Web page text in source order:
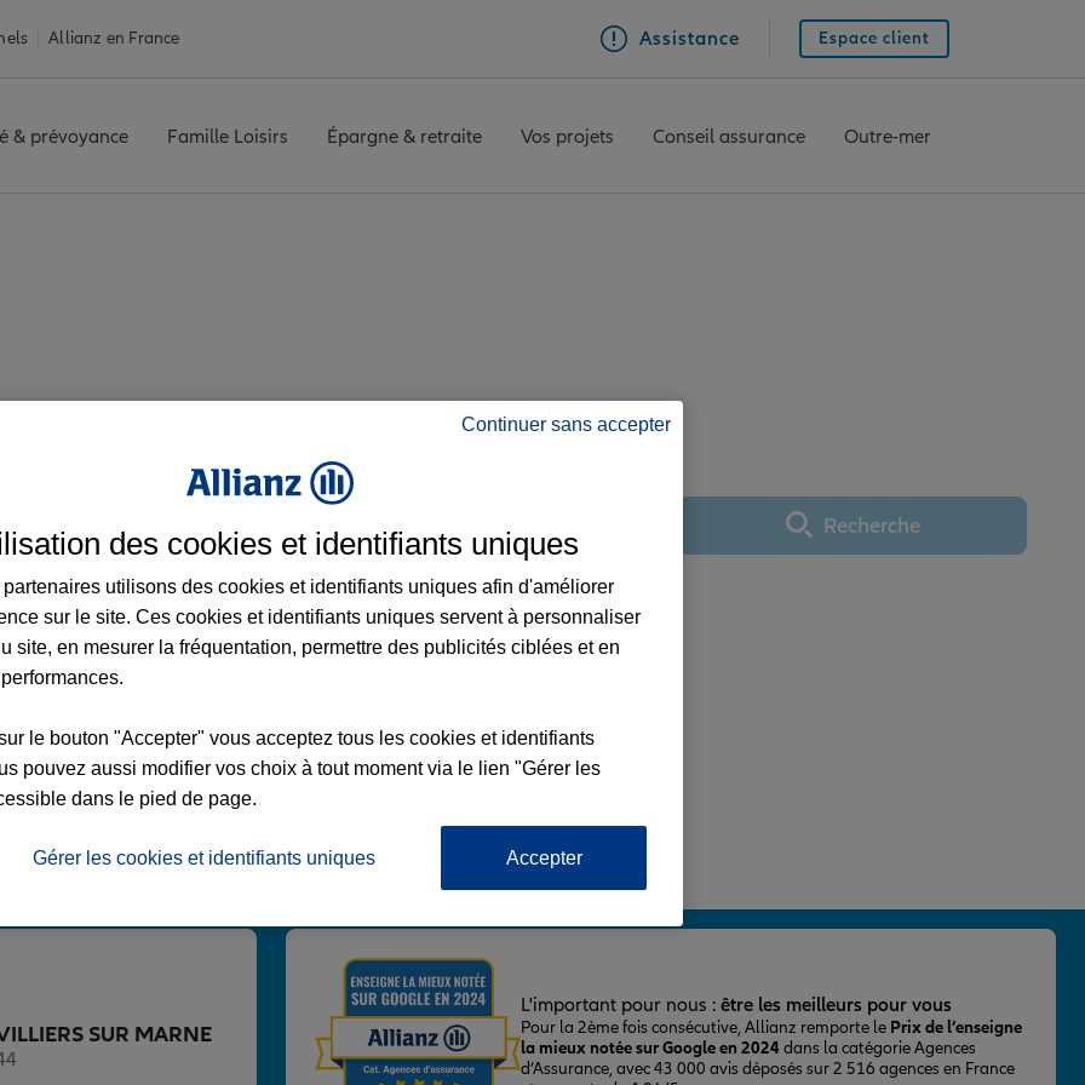
Allianz en France Assistance Espace client
& prévoyance Famille Loisirs Épargne & retraite Vos projets Conseil assurance Outre-mer
Utiliser ma positionRecherche
SUR MARNE
DE GAULLE
MARNE
SUR MARNE
L'important pour nous : être les meilleurs pour vous
Pour la 2ème fois consécutive, Allianz remporte le Prix de l’enseigne
la mieux notée sur Google en 2024dans la catégorie Agences
d’Assurance, avec 43 000 avis déposés sur 2 516 agences en France
Continuer sans accepter
des cookies et identifiants uniques
partenaires utilisons des cookies et identifiants uniques afin d'améliorer
sur le site. Ces cookies et identifiants uniques servent à personnaliser
site, en mesurer la fréquentation, permettre des publicités ciblées et en
le bouton "Accepter" vous acceptez tous les cookies et identifiants
pouvez aussi modifier vos choix à tout moment via le lien "Gérer les
dans le pied de page.
Gérer les cookies et identifiants uniques Accepter